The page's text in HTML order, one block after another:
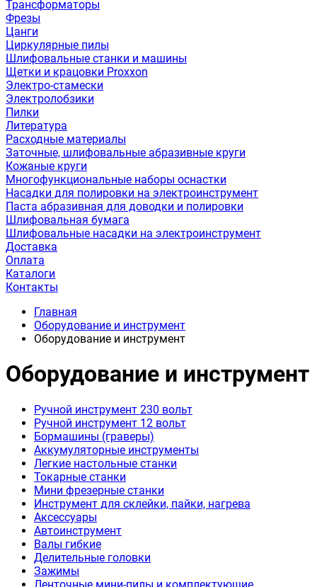
Трансформаторы
Фрезы
Цанги
Циркулярные пилы
Шлифовальные станки и машины
Щетки и крацовки Proxxon
Электро-стамески
Электролобзики
Пилки
Литература
Расходные материалы
Заточные, шлифовальные абразивные круги
Кожаные круги
Многофункциональные наборы оснастки
Насадки для полировки на электроинструмент
Паста абразивная для доводки и полировки
Шлифовальная бумага
Шлифовальные насадки на электроинструмент
Доставка
Оплата
Каталоги
Контакты
Главная
Оборудование и инструмент
Оборудование и инструмент
Оборудование и инструмент
Ручной инструмент 230 вольт
Ручной инструмент 12 вольт
Бормашины (граверы)
Аккумуляторные инструменты
Легкие настольные станки
Токарные станки
Мини фрезерные станки
Инструмент для склейки, пайки, нагрева
Аксессуары
Автоинструмент
Валы гибкие
Делительные головки
Зажимы